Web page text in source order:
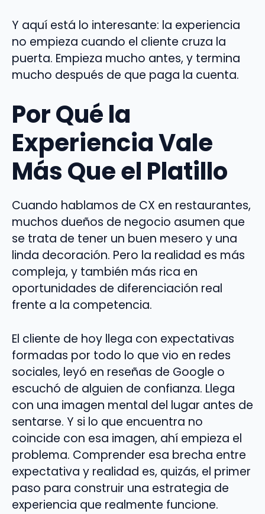
Y aquí está lo interesante: la experiencia
no empieza cuando el cliente cruza la
puerta. Empieza mucho antes, y termina
mucho después de que paga la cuenta.
Por Qué la
Experiencia Vale
Más Que el Platillo
Cuando hablamos de CX en restaurantes,
muchos dueños de negocio asumen que
se trata de tener un buen mesero y una
linda decoración. Pero la realidad es más
compleja, y también más rica en
oportunidades de diferenciación real
frente a la competencia.
El cliente de hoy llega con expectativas
formadas por todo lo que vio en redes
sociales, leyó en reseñas de Google o
escuchó de alguien de confianza. Llega
con una imagen mental del lugar antes de
sentarse. Y si lo que encuentra no
coincide con esa imagen, ahí empieza el
problema. Comprender esa brecha entre
expectativa y realidad es, quizás, el primer
paso para construir una estrategia de
experiencia que realmente funcione.